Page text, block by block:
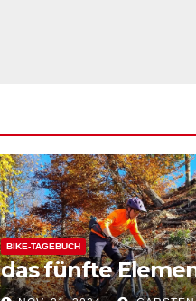
BIKE-TAGEBUCH
das fünfte